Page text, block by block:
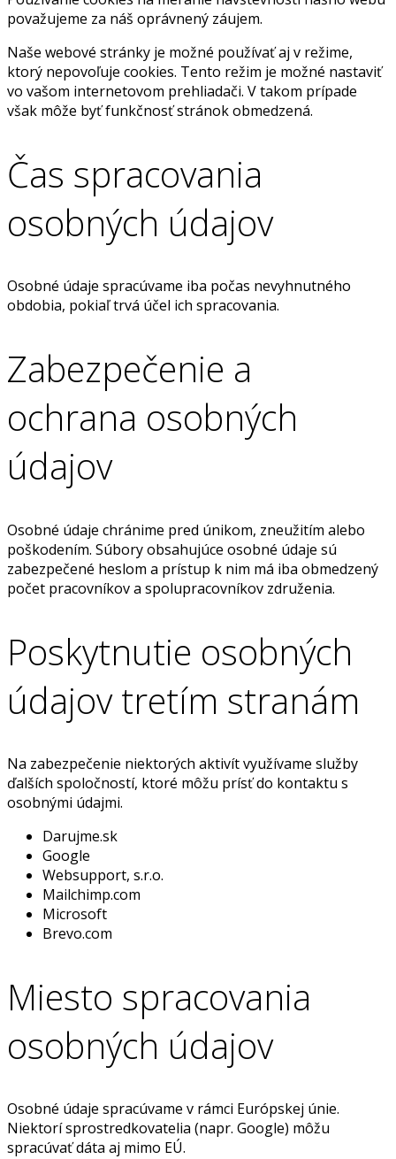
považujeme za náš oprávnený záujem.
Naše webové stránky je možné používať aj v režime,
ktorý nepovoľuje cookies. Tento režim je možné nastaviť
vo vašom internetovom prehliadači. V takom prípade
však môže byť funkčnosť stránok obmedzená.
Čas spracovania
osobných údajov
Osobné údaje spracúvame iba počas nevyhnutného
obdobia, pokiaľ trvá účel ich spracovania.
Zabezpečenie a
ochrana osobných
údajov
Osobné údaje chránime pred únikom, zneužitím alebo
poškodením. Súbory obsahujúce osobné údaje sú
zabezpečené heslom a prístup k nim má iba obmedzený
počet pracovníkov a spolupracovníkov združenia.
Poskytnutie osobných
údajov tretím stranám
Na zabezpečenie niektorých aktivít využívame služby
ďalších spoločností, ktoré môžu prísť do kontaktu s
osobnými údajmi.
Darujme.sk
Google
Websupport, s.r.o.
Mailchimp.com
Microsoft
Brevo.com
Miesto spracovania
osobných údajov
Osobné údaje spracúvame v rámci Európskej únie.
Niektorí sprostredkovatelia (napr. Google) môžu
spracúvať dáta aj mimo EÚ.